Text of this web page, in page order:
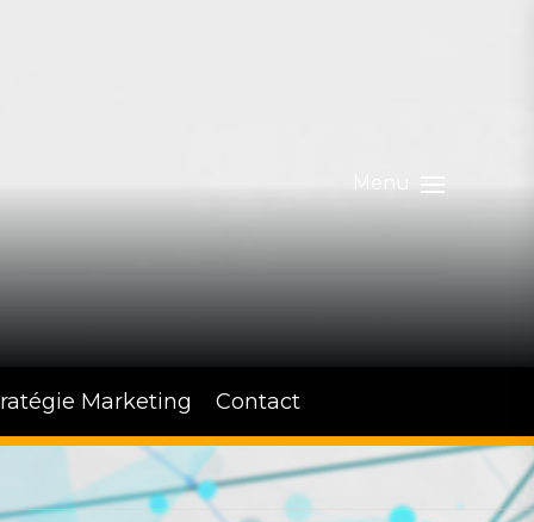
Menu
Marketing Contact